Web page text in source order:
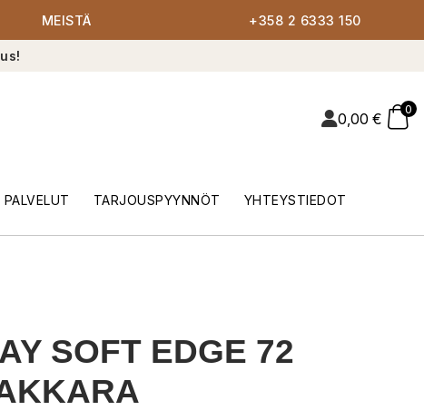
MEISTÄ +358 2 6333 150
0,00 €
0
PALVELUT TARJOUSPYYNNÖT YHTEYSTIEDOT
SOFT EDGE 72